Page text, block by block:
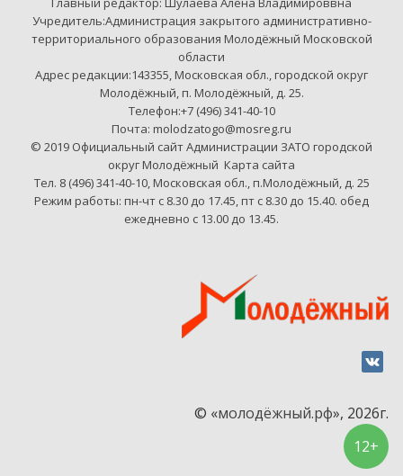
Учредитель:Администрация закрытого административно-
территориального образования Молодёжный Московской
области
Адрес редакции:143355, Московская обл., городской округ
Молодёжный, п. Молодёжный, д. 25.
Телефон:+7 (496) 341-40-10
Почта: molodzatogo@mosreg.ru
© 2019 Официальный сайт Администрации ЗАТО городской
округ Молодёжный Карта сайта
Тел. 8 (496) 341-40-10, Московская обл., п.Молодёжный, д. 25
Режим работы: пн-чт с 8.30 до 17.45, пт с 8.30 до 15.40. обед
ежедневно с 13.00 до 13.45.
© «молодёжный.рф», 2026г.
12+